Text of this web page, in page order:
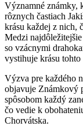
Významné známky,
rôznych častiach
krásu každej z nich,
Medzi
so vzácnymi
vystihuje krásu tohto
Výzva pre každého
objavuje Známkový
spôsobom každý
čo vedie k
Chorvátska.